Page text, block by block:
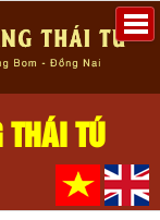
THÁI TÚ